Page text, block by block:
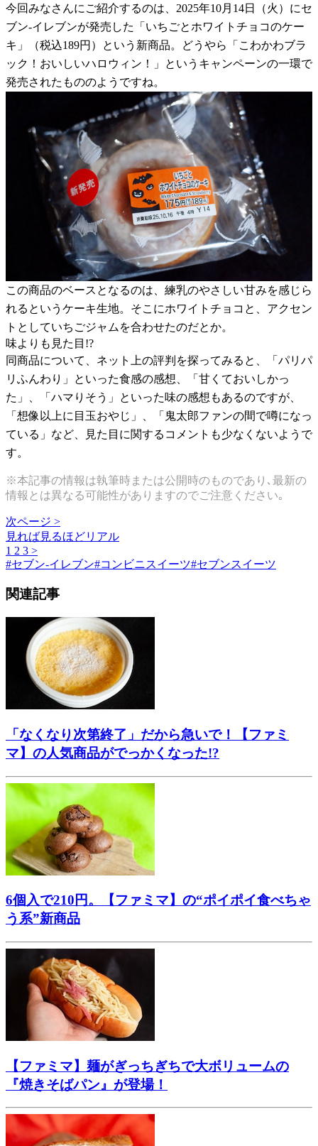
今回みなさんにご紹介するのは、2025年10月14日（火）にセ
ブン-イレブンが発売した「いちごとホワイトチョコのケー
キ」（税込189円）という新商品。どうやら「こわかわブラ
ック！おいしいハロウィン！」というキャンペーンの一環で
発売されたもののようですね。
この商品のベースとなるのは、練乳のやさしい甘みを感じら
れるというケーキ生地。そこにホワイトチョコと、アクセン
トとしていちごジャムを合わせたのだとか。
味よりも見た目!?
同商品について、ネット上の評判を探ってみると、「パリパ
リふんわり」といった食感の感想、「甘くておいしかっ
た」、「ハマりそう」といった味の感想もあるのですが、
「想像以上に目玉おやじ」、「鬼太郎ファンの間で噂になっ
ている」など、見た目に関するコメントも少なくないようで
す。
※本記事の情報は執筆時または公開時のものであり､最新の
情報とは異なる可能性がありますのでご注意ください｡
次ページ >
見れば見るほどリアル
1 2 3 >
#セブン-イレブン#コンビニスイーツ#セブンスイーツ
関連記事
「なくなり次第終了」だから急いで！【ファミ
マ】の人気商品がでっかくなった!?
6個入で210円。【ファミマ】の“ポイポイ食べちゃ
う系”新商品
【ファミマ】麺がぎっちぎちで大ボリュームの
『焼きそばパン』が登場！